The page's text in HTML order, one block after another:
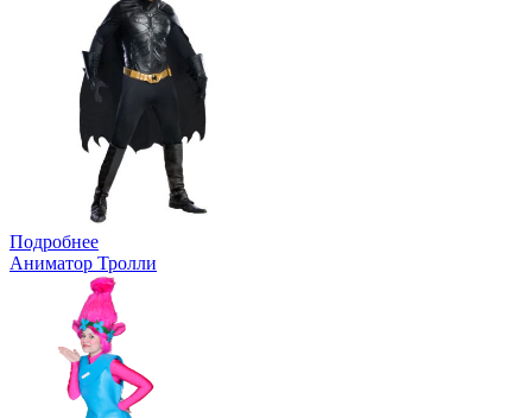
Подробнее
Аниматор Тролли